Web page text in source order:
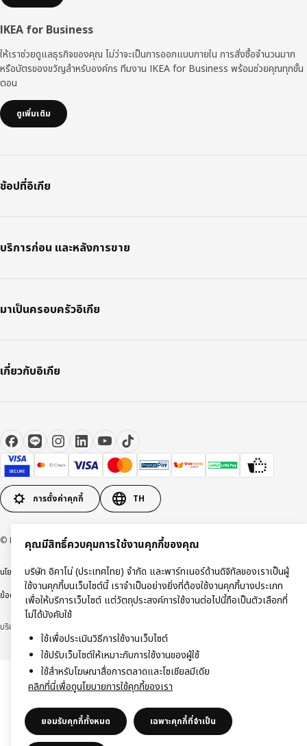
IKEA for Business
ให้เราช่วยดูแลธุรกิจของคุณ ไม่ว่าจะเป็นการออกแบบภายใน การสั่งซื้อจำนวนมาก
หรือบัตรของขวัญสำหรับองค์กร ทีมงาน IKEA for Business พร้อมช่วยคุณทุกขั้น
ตอน
ดูเพิ่มเติม
ช้อปที่อิเกีย
บริการก่อน และหลังการขาย
มาเป็นครอบครัวอิเกีย
เกี่ยวกับอิเกีย
การตั้งค่าคุกกี้ TH
© Inter IKEA Systems B.V 1999-2026
นโยบายการคุ้มครองข้อมูลส่วนบุคคลนโยบายการใช้งานคุกกี้ข้อตกลงการใช้งาน
ข้อตกลงการซื้อสินค้า
บริษัท อิคาโน่ (ประเทศไทย) จำกัด (ทะเบียนเลขที่ 0105550011416)
คุณมีสิทธิ์ควบคุมการใช้งานคุกกี้ของคุณ
บริษัท อิคาโน่ (ประเทศไทย) จำกัด และพาร์ทเนอร์ด้านดิจิทัลของเราเป็นผู้
ใช้งานคุกกี้บนเว็บไซต์นี้ เราจำเป็นอย่างยิ่งที่ต้องใช้งานคุกกี้บางประเภท
เพื่อให้บริการเว็บไซต์ แต่วัตถุประสงค์การใช้งานต่อไปนี้ถือเป็นตัวเลือกที่
ไม่ได้บังคับใช้
ใช้เพื่อประเมินวิธีการใช้งานเว็บไซต์
ใช้ปรับเว็บไซต์ให้เหมาะกับการใช้งานของผู้ใช้
ใช้สำหรับโฆษณาสื่อการตลาดและโซเชียลมีเดีย
คลิกที่นี่เพื่อดูนโยบายการใช้คุกกี้ของเรา
ยอมรับคุกกี้ทั้งหมด เฉพาะคุกกี้ที่จำเป็น